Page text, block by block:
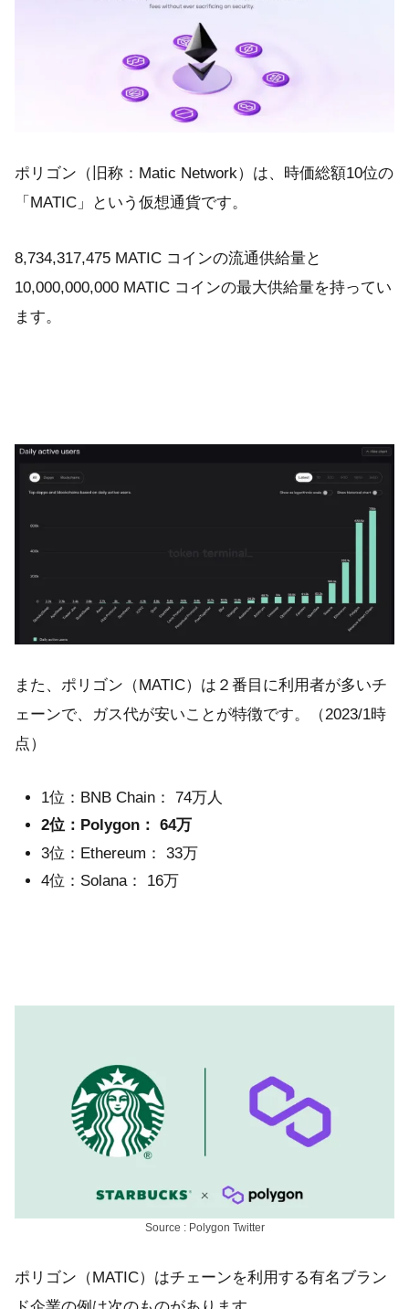
ポリゴン（旧称：Matic Network）は、時価総額10位の
「MATIC」という仮想通貨です。
8,734,317,475 MATIC コインの流通供給量と
10,000,000,000 MATIC コインの最大供給量を持ってい
ます。
また、ポリゴン（MATIC）は２番目に利用者が多いチ
ェーンで、ガス代が安いことが特徴です。（2023/1時
点）
1位：BNB Chain： 74万人
2位：Polygon： 64万
3位：Ethereum： 33万
4位：Solana： 16万
Source : Polygon Twitter
ポリゴン（MATIC）はチェーンを利用する有名ブラン